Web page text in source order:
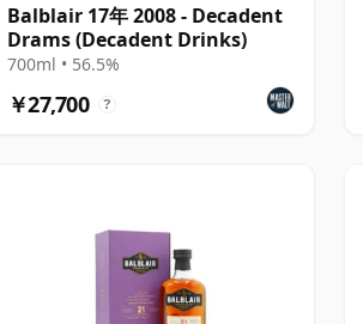
Balblair 17年 2008 - Decadent
Drams (Decadent Drinks)
700ml • 56.5%
￥27,700 ?